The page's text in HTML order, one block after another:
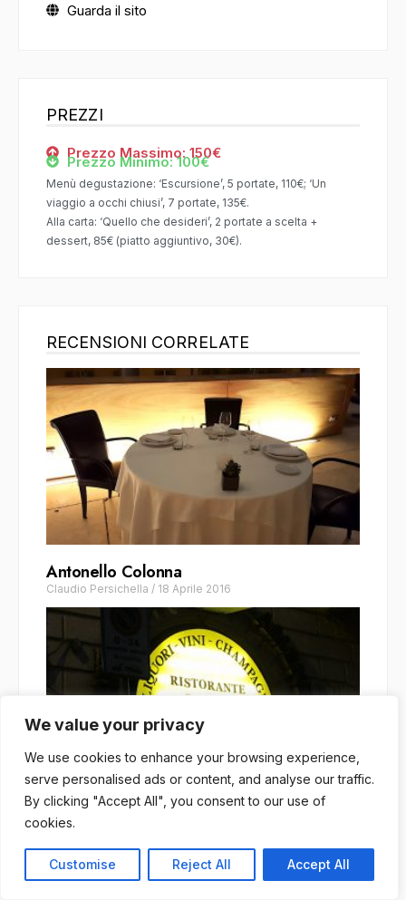
We value your privacy
We use cookies to enhance your browsing experience,
serve personalised ads or content, and analyse our traffic.
By clicking "Accept All", you consent to our use of
cookies.
Customise Reject All Accept All
Guarda il sito
PREZZI
Prezzo Massimo: 150€
Prezzo Minimo: 100€
Menù degustazione: ‘Escursione’, 5 portate, 110€; ‘Un
viaggio a occhi chiusi’, 7 portate, 135€.
Alla carta: ‘Quello che desideri’, 2 portate a scelta +
dessert, 85€ (piatto aggiuntivo, 30€).
RECENSIONI CORRELATE
Antonello Colonna
Claudio Persichella / 18 Aprile 2016
Enoteca al Parlamento Achilli